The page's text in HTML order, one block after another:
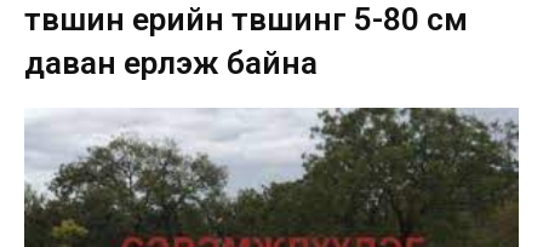
түвшин үерийн түвшинг 5-80 см
даван үерлэж байна